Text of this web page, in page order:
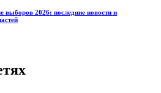
выборов 2026: последние новости и